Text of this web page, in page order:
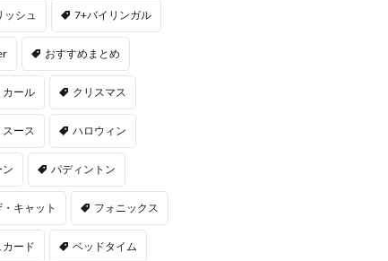
ッシュ 7+バイリンガル
おすすめまとめ
カール クリスマス
スース ハロウィン
パディントン
キャット フォニックス
ード ベッドタイム